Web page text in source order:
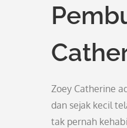
Zoey Catherine
dan sejak kecil
tak pernah